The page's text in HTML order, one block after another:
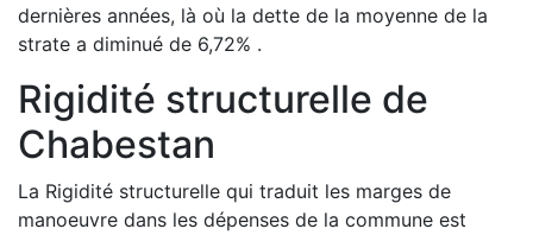
dernières années, là où la dette de la moyenne de la
strate a diminué de 6,72% .
Rigidité structurelle de
Chabestan
La Rigidité structurelle qui traduit les marges de
manoeuvre dans les dépenses de la commune est